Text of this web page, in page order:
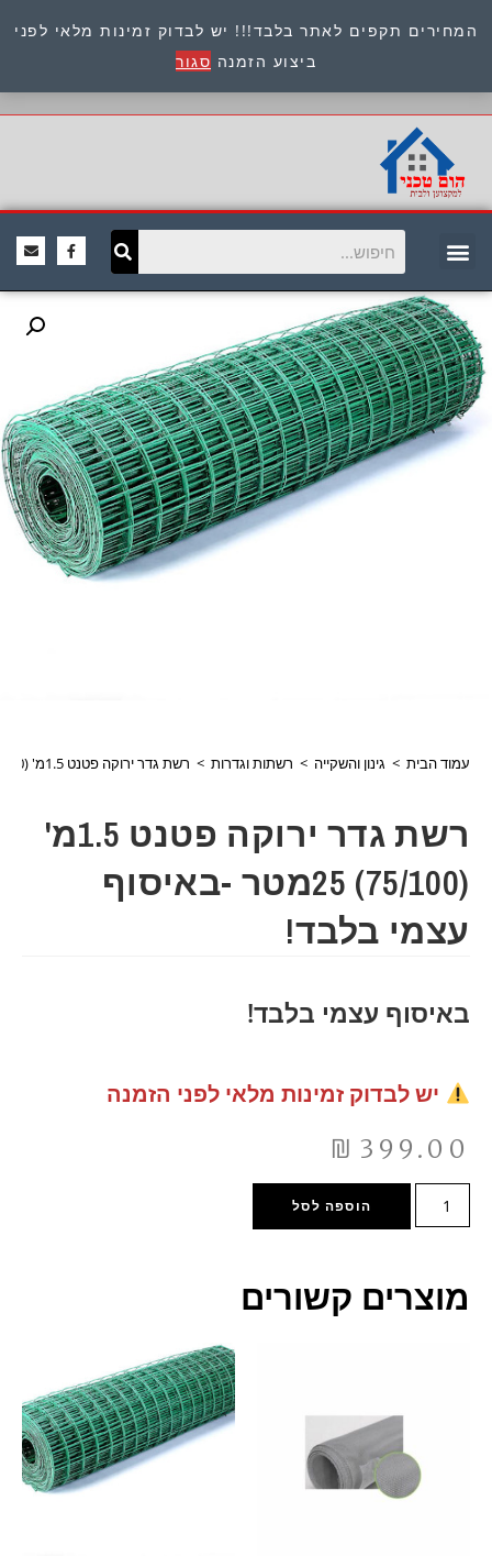
המחירים תקפים לאתר בלבד!!! יש לבדוק זמינות מלאי לפני
ביצוע הזמנה סגור
כתובת : היוזמים 9 אור יהודה שירות לקוחות 054-
8945722
עמוד הבית > גינון והשקייה > רשתות וגדרות > רשת גדר ירוקה פטנט 1.5מ' (75/100) 25מטר -באיסוף עצמי בלבד!
רשת גדר ירוקה פטנט 1.5מ'
(75/100) 25מטר -באיסוף
עצמי בלבד!
באיסוף עצמי בלבד!
יש לבדוק זמינות מלאי לפני הזמנה
₪ 399.00
הוספה לסל
מוצרים קשורים